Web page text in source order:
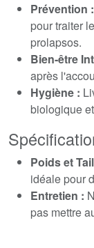
Prévention :
pour traiter
prolapsos.
Bien-être
après
Hygiène :
biologique
Poids et
idéale pour
Entretien :
pas mettre